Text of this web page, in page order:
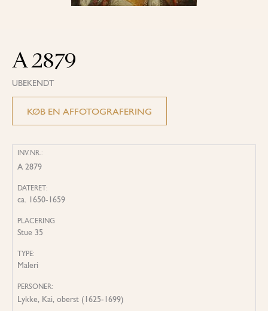
A 2879
UBEKENDT
KØB EN AFFOTOGRAFERING
INV.NR.:
A 2879
DATERET:
ca. 1650-1659
PLACERING
Stue 35
TYPE:
Maleri
PERSONER:
Lykke, Kai, oberst (1625-1699)